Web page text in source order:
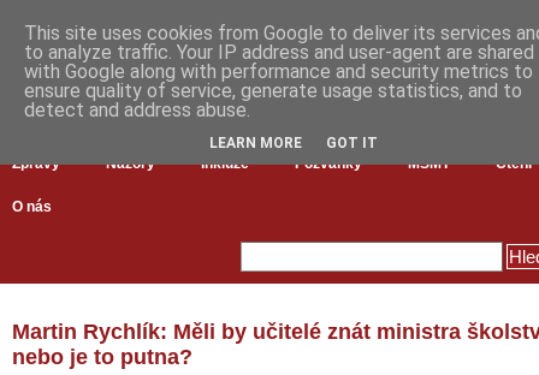
Zprávy Názory Inkluze Pozvánky MŠMT Čtení
O nás
Martin Rychlík: Měli by učitelé znát ministra
nebo je to putna?
This site uses cookies from Google to deliver its services
to analyze traffic. Your IP address and user-agent are shared
with Google along with performance and security metrics to
ensure quality of service, generate usage statistics, and to
detect and address abuse.
LEARN MORE GOT IT